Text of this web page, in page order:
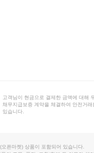
고객님이 현금으로 결제한 금액에 대해
채무지급보증 계약을 체결하여 안전거래
있습니다.
픈마켓) 상품이 포함되어 있습니다.